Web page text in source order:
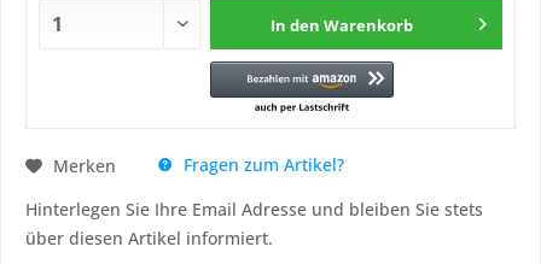
In den Warenkorb
Merken
Fragen zum Artikel?
Hinterlegen Sie Ihre Email Adresse und bleiben Sie stets
über diesen Artikel informiert.